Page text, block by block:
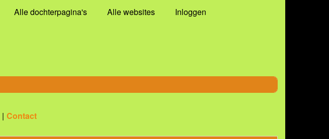
Alle dochterpagina's Alle websites Inloggen
Contact